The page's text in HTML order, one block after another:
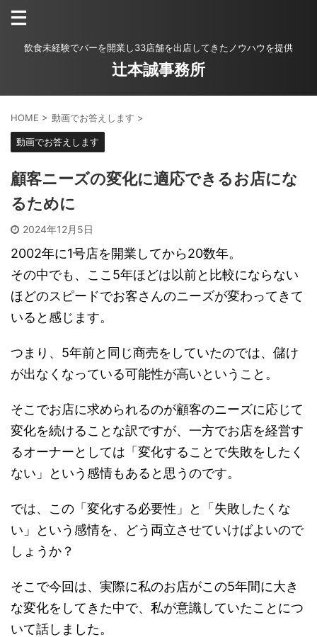
飲食未経験でバーを開業し33店舗を出店してきたノウハウを提供
辻本誠事務所
HOME > 動画でお答えします >
動画でお答えします
顧客ニーズの変化に適応できるお店にな
るために
2024年12月5日
2002年に1号店を開業してから20数年。
その中でも、ここ5年ほどは以前と比較にならない
ほどのスピードでお客さんのニーズが変わってきて
いると感じます。
つまり、5年前と同じ商売をしていたのでは、儲け
が出なくなっている可能性が高いということ。
そこでお店に求められるのが顧客のニーズに応じて
変化を続けることな訳ですが、一方でお店を経営す
るオーナーとしては「変化することで失敗をしたく
ない」という感情もあると思うのです。
では、この「変化する必要性」と「失敗したくな
い」という感情を、どう両立させていけばよいので
しょうか？
そこで今回は、実際に私のお店がこの5年間に大き
な変化をしてきた中で、私が意識していたことにつ
いて話しました。